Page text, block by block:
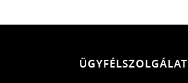
ÜGYFÉLSZOLGÁLAT